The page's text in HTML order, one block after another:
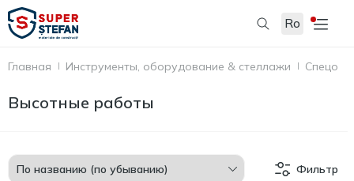
Ro
Главная Инструменты, оборудование & стеллажи
Высотные работы
Фильтр